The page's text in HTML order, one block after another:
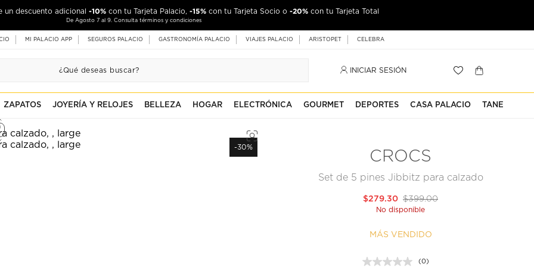
un descuento adicional -10% con tu Tarjeta Palacio, -15% con tu Tarjeta Socio o -20% con tu Tarjeta Total
De Agosto 7 al 9. Consulta términos y condiciones
MI PALACIO APP SEGUROS PALACIO GASTRONOMÍA PALACIO VIAJES PALACIO ARISTOPET CELEBRA
INICIAR SESIÓN
ZAPATOS JOYERÍA Y RELOJES BELLEZA HOGAR ELECTRÓNICA GOURMET DEPORTES CASA PALACIO TANE
-30%
CROCS
Set de 5 pines Jibbitz para calzado
$399.00
$279.30
No disponible
MÁS VENDIDO
(0)